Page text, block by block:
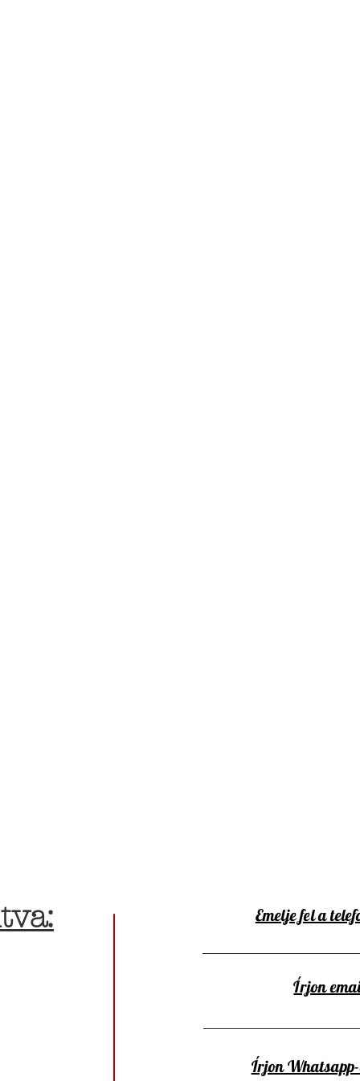
Emelje fel a
Írjon
Írjon